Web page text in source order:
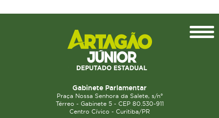
Gabinete Parlamentar
Praça Nossa Senhora da Salete, s/n°
Térreo - Gabinete 5 - CEP 80.530-911
Centro Cívico - Curitiba/PR